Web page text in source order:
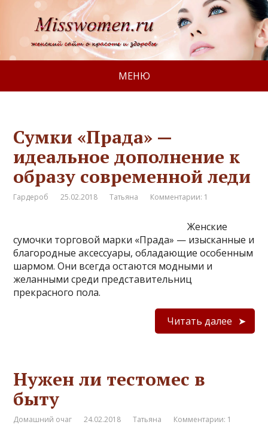
МЕНЮ
Сумки «Прада» —
идеальное дополнение к
образу современной леди
Гардероб 25.02.2018 Татьяна Комментарии: 1
Женские
сумочки торговой марки «Прада» — изысканные и
благородные аксессуары, обладающие особенным
шармом. Они всегда остаются модными и
желанными среди представительниц
прекрасного пола.
Читать далее
Нужен ли тестомес в
быту
Домашний очаг 24.02.2018 Татьяна Комментарии: 1